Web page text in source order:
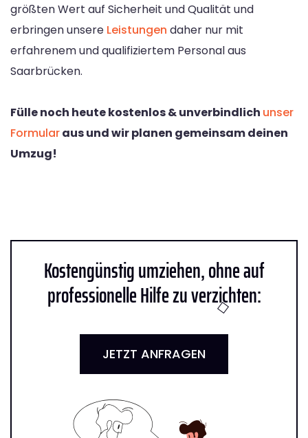
größten Wert auf Sicherheit und Qualität und
erbringen unsere Leistungen daher nur mit
erfahrenem und qualifiziertem Personal aus
Saarbrücken.
Fülle noch heute kostenlos & unverbindlich unser
Formularaus und wir planen gemeinsam deinen
Umzug!
Kostengünstig umziehen, ohne auf
professionelle Hilfe zu verzichten:
JETZT ANFRAGEN